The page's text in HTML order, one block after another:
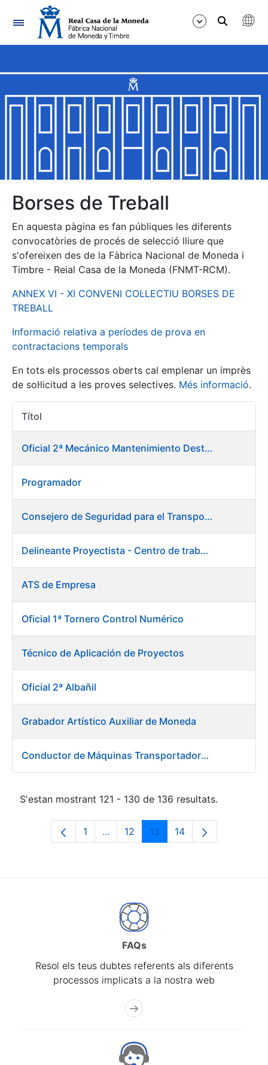
Navegació
Mostra/Amaga
Mostra/Amaga
Mostra/Amaga
Mostra/Amaga
Mostra/Amaga
Mostra/Amaga
Borses de Treball
En aquesta pàgina es fan públiques les diferents
convocatòries de procés de selecció lliure que
s'ofereixen des de la Fàbrica Nacional de Moneda i
Timbre - Reial Casa de la Moneda (FNMT-RCM).
ANNEX VI - XI CONVENI COL·LECTIU BORSES DE
TREBALL
Informació relativa a períodes de prova en
contractacions temporals
En tots els processos oberts cal emplenar un imprès
de sol·licitud a les proves selectives. Més informació.
Títol
Accions
Oficial 2ª Mecánico Mantenimiento Destacado
Programador
Consejero de Seguridad para el Transporte y Medio Ambiente
Delineante Proyectista - Centro de trabajo de Burgos
ATS de Empresa
Oficial 1ª Tornero Control Numérico
Técnico de Aplicación de Proyectos
Oficial 2ª Albañil
Grabador Artístico Auxiliar de Moneda
Conductor de Máquinas Transportadoras-Elevadoras
S'estan mostrant 121 - 130 de 136 resultats.
Pàgina
1 ...Pàgines intermèdies Utilitzeu TAB
Pàgina
12 Pàgina
13 Pàgina
14
FAQs
Resol els teus dubtes referents als diferents
processos implicats a la nostra web